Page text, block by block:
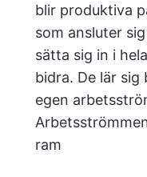
blir produktiva
som ansluter
sätta sig in i
bidra. De lär
egen
ram